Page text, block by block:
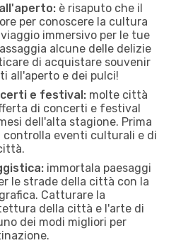
è risaputo che il
per conoscere la cultura
immersivo per le tue
alcune delle delizie
di acquistare souvenir
all'aperto e dei pulci!
e festival: molte città
di concerti e festival
dell'alta stagione. Prima
controlla eventi culturali e di
immortala paesaggi
le strade della città con la
Catturare la
della città e l'arte di
dei modi migliori per